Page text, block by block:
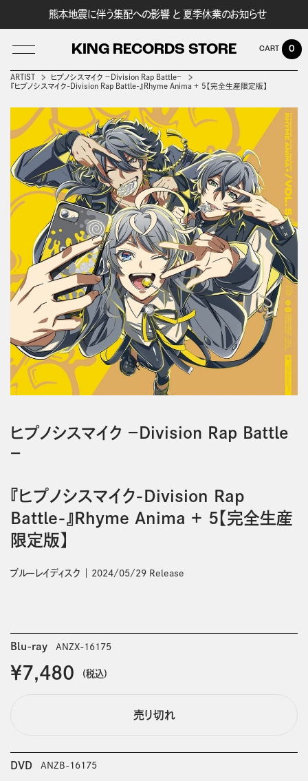
熊本地震に伴う集配への影響 と 夏季休業のお知らせ
KING RECORDS STORE
LOG IN
0
ARTIST
ヒプノシスマイク －Division Rap Battle－
『ヒプノシスマイク-Division Rap Battle-』Rhyme Anima ＋ 5【完全生産限定版】
ヒプノシスマイク －Division Rap Battle
－
『ヒプノシスマイク-Division Rap
Battle-』Rhyme Anima ＋ 5【完全生産
限定版】
ブルーレイディスク 2024/05/29 Release
Blu-ray ANZX-16175
￥7,480 (税込)
売り切れ
DVD ANZB-16175